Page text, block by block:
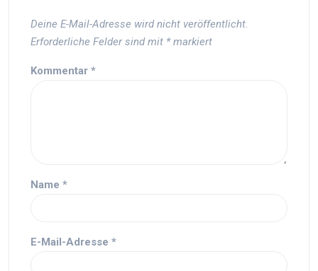
Deine E-Mail-Adresse wird nicht veröffentlicht.
Erforderliche Felder sind mit *markiert
Kommentar *
Name *
E-Mail-Adresse *